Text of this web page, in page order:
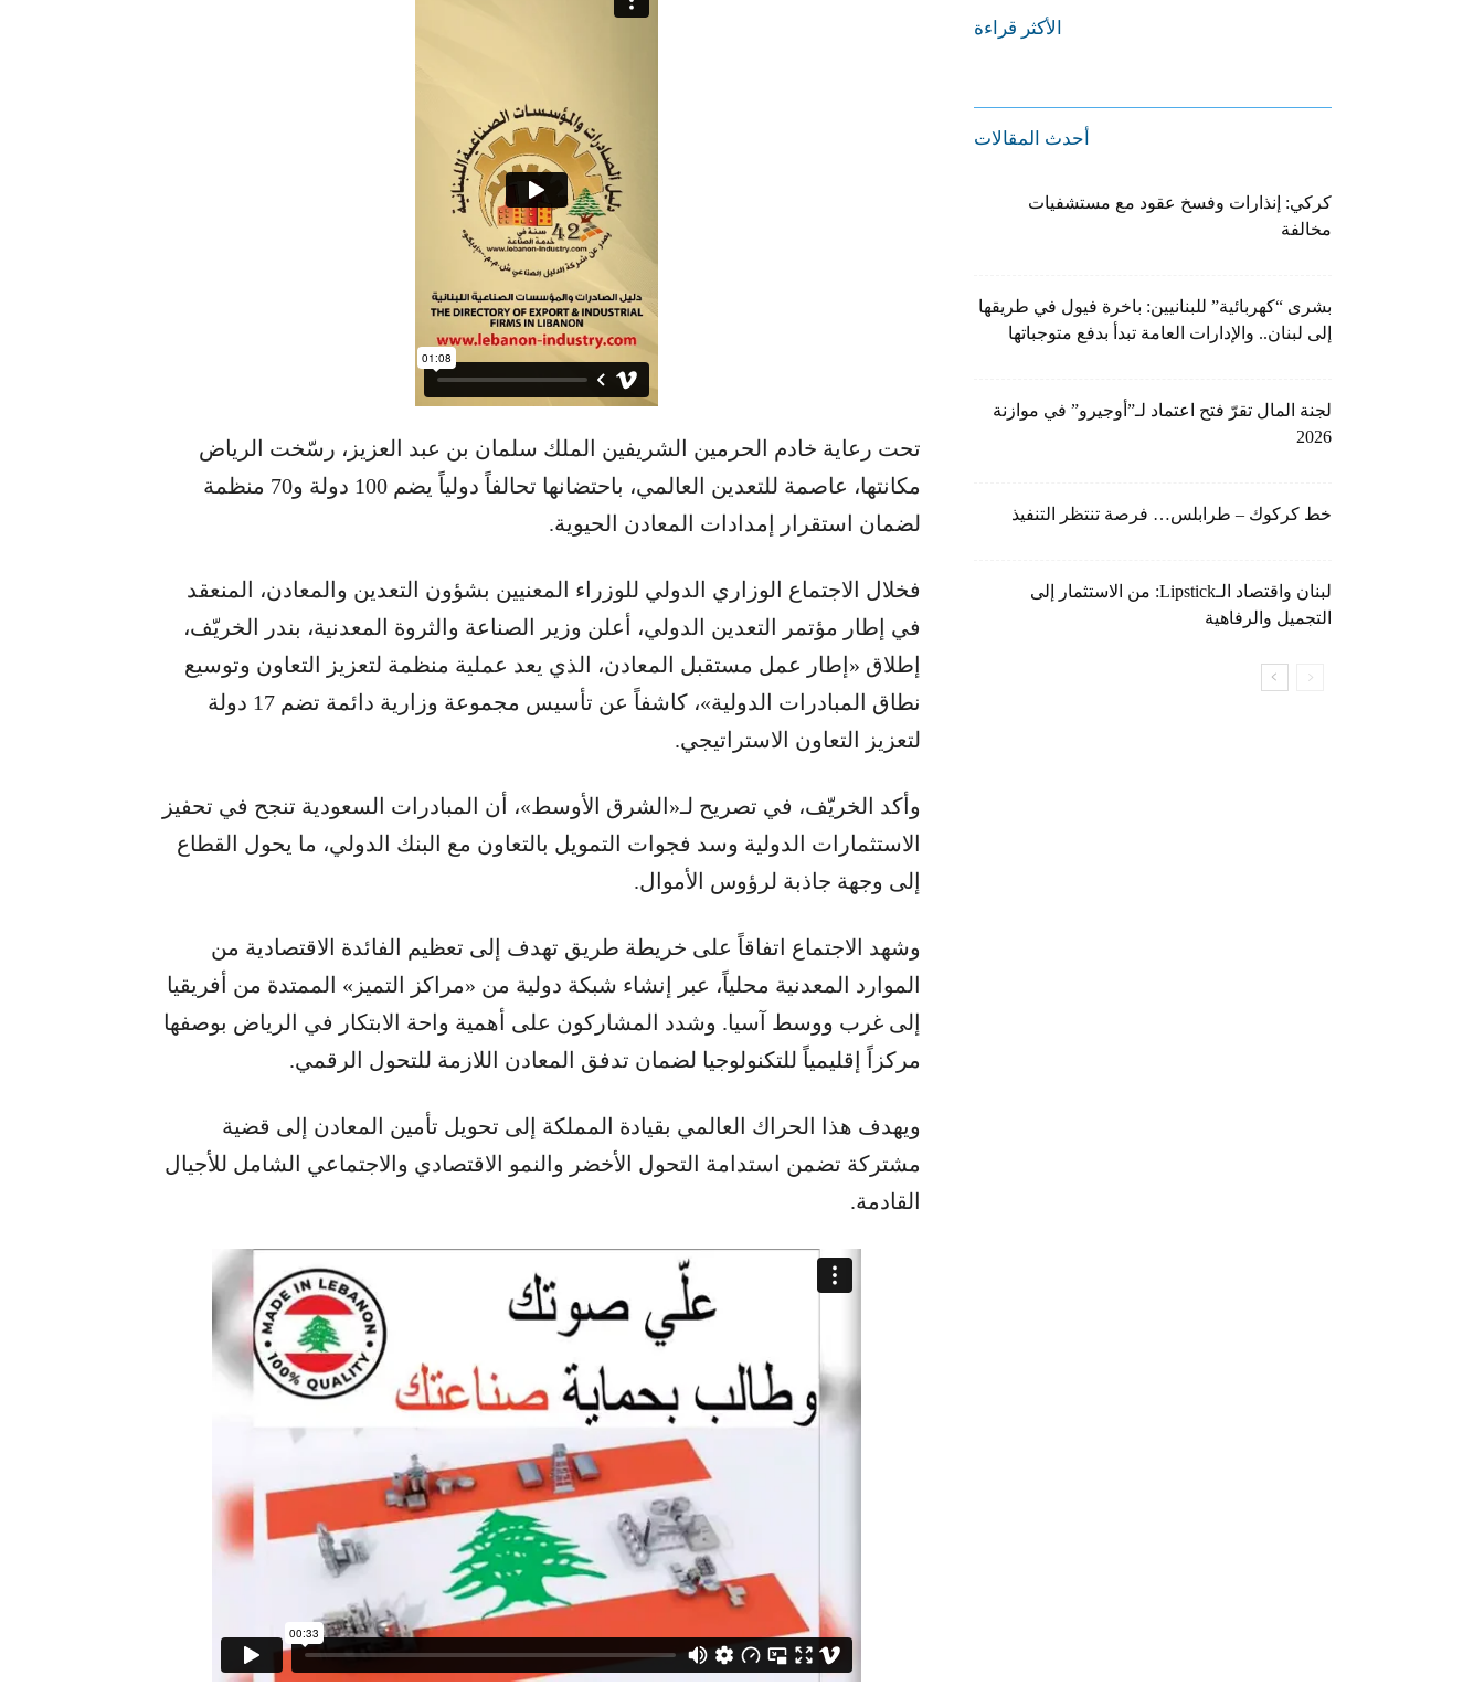
تحت رعاية خادم الحرمين الشريفين الملك سلمان بن عبد العزيز، رسّخت الرياض
مكانتها، عاصمة للتعدين العالمي، باحتضانها تحالفاً دولياً يضم 100 دولة و70 منظمة
لضمان استقرار إمدادات المعادن الحيوية.
فخلال الاجتماع الوزاري الدولي للوزراء المعنيين بشؤون التعدين والمعادن، المنعقد
في إطار مؤتمر التعدين الدولي، أعلن وزير الصناعة والثروة المعدنية، بندر الخريّف،
إطلاق «إطار عمل مستقبل المعادن، الذي يعد عملية منظمة لتعزيز التعاون وتوسيع
نطاق المبادرات الدولية»، كاشفاً عن تأسيس مجموعة وزارية دائمة تضم 17 دولة
لتعزيز التعاون الاستراتيجي.
وأكد الخريّف، في تصريح لـ«الشرق الأوسط»، أن المبادرات السعودية تنجح في تحفيز
الاستثمارات الدولية وسد فجوات التمويل بالتعاون مع البنك الدولي، ما يحول القطاع
إلى وجهة جاذبة لرؤوس الأموال.
وشهد الاجتماع اتفاقاً على خريطة طريق تهدف إلى تعظيم الفائدة الاقتصادية من
الموارد المعدنية محلياً، عبر إنشاء شبكة دولية من «مراكز التميز» الممتدة من أفريقيا
إلى غرب ووسط آسيا. وشدد المشاركون على أهمية واحة الابتكار في الرياض بوصفها
مركزاً إقليمياً للتكنولوجيا لضمان تدفق المعادن اللازمة للتحول الرقمي.
ويهدف هذا الحراك العالمي بقيادة المملكة إلى تحويل تأمين المعادن إلى قضية
مشتركة تضمن استدامة التحول الأخضر والنمو الاقتصادي والاجتماعي الشامل للأجيال
القادمة.
الأكثر قراءة
أحدث المقالات
كركي: إنذارات وفسخ عقود مع مستشفيات
مخالفة
بشرى “كهربائية” للبنانيين: باخرة فيول في طريقها
إلى لبنان.. والإدارات العامة تبدأ بدفع متوجباتها
لجنة المال تقرّ فتح اعتماد لـ”أوجيرو” في موازنة
2026
خط كركوك – طرابلس… فرصة تنتظر التنفيذ
لبنان واقتصاد الـLipstick: من الاستثمار إلى
التجميل والرفاهية